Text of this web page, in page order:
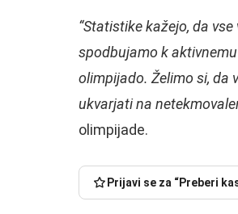
“Statistike kažejo, da
spodbujamo k
olimpijado. Želimo si, da
ukvarjati na
olimpijade.
Prijavi se za “Preberi